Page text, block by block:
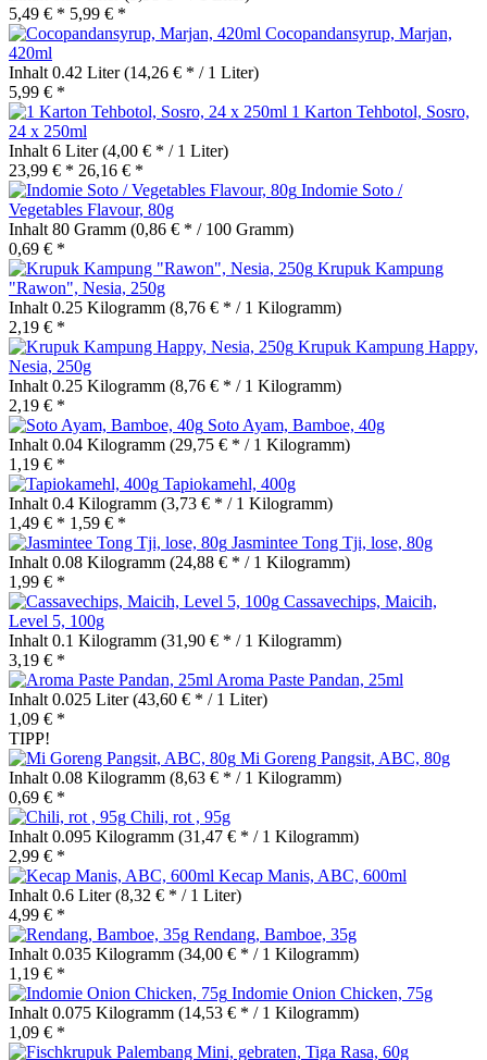
5,49 € * 5,99 € *
Cocopandansyrup, Marjan,
420ml
Inhalt 0.42 Liter(14,26 € * / 1 Liter)
5,99 € *
1 Karton Tehbotol, Sosro,
24 x 250ml
Inhalt 6 Liter(4,00 € * / 1 Liter)
23,99 € * 26,16 € *
Indomie Soto /
Vegetables Flavour, 80g
Inhalt 80 Gramm (0,86 € * / 100 Gramm)
0,69 € *
Krupuk Kampung
"Rawon", Nesia, 250g
Inhalt 0.25 Kilogramm (8,76 € * / 1 Kilogramm)
2,19 € *
Krupuk Kampung Happy,
Nesia, 250g
Inhalt 0.25 Kilogramm (8,76 € * / 1 Kilogramm)
2,19 € *
Soto Ayam, Bamboe, 40g
Inhalt 0.04 Kilogramm (29,75 € * / 1 Kilogramm)
1,19 € *
Tapiokamehl, 400g
Inhalt 0.4 Kilogramm (3,73 € * / 1 Kilogramm)
1,49 € * 1,59 € *
Jasmintee Tong Tji, lose, 80g
Inhalt 0.08 Kilogramm (24,88 € * / 1 Kilogramm)
1,99 € *
Cassavechips, Maicih,
Level 5, 100g
Inhalt 0.1 Kilogramm (31,90 € * / 1 Kilogramm)
3,19 € *
Aroma Paste Pandan, 25ml
Inhalt 0.025 Liter(43,60 € * / 1 Liter)
1,09 € *
TIPP!
Mi Goreng Pangsit, ABC, 80g
Inhalt 0.08 Kilogramm (8,63 € * / 1 Kilogramm)
0,69 € *
Chili, rot , 95g
Inhalt 0.095 Kilogramm (31,47 € * / 1 Kilogramm)
2,99 € *
Kecap Manis, ABC, 600ml
Inhalt 0.6 Liter(8,32 € * / 1 Liter)
4,99 € *
Rendang, Bamboe, 35g
Inhalt 0.035 Kilogramm (34,00 € * / 1 Kilogramm)
1,19 € *
Indomie Onion Chicken, 75g
Inhalt 0.075 Kilogramm (14,53 € * / 1 Kilogramm)
1,09 € *